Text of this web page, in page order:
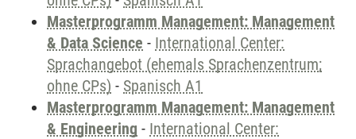
Masterprogramm Management: Management
& Data Science - International Center:
Sprachangebot (ehemals Sprachenzentrum;
ohne CPs) - Spanisch A1
Masterprogramm Management: Management
& Engineering - International Center: